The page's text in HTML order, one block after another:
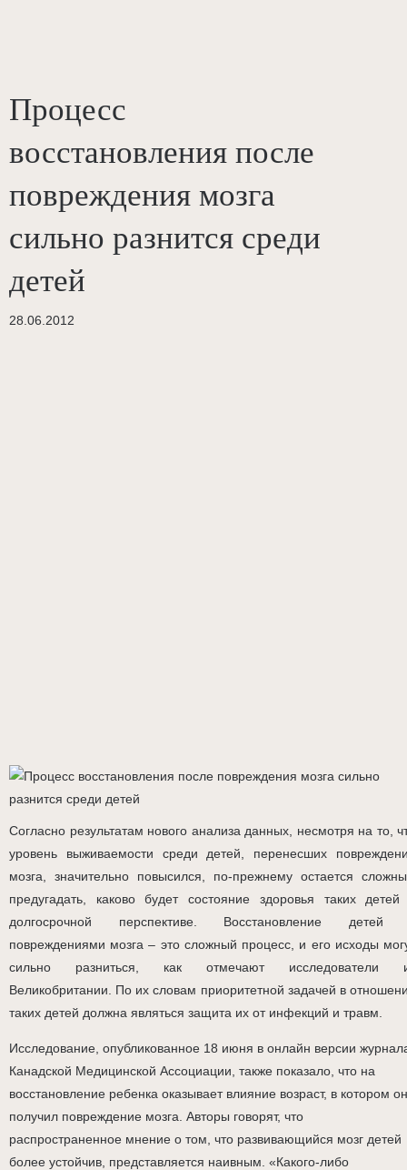
Процесс
восстановления после
повреждения мозга
сильно разнится среди
детей
28.06.2012
Согласно результатам нового анализа данных, несмотря на то,
уровень выживаемости среди детей, перенесших
мозга, значительно повысился, по-прежнему остается
предугадать, каково будет состояние здоровья таких
долгосрочной перспективе. Восстановление детей
повреждениями мозга – это сложный процесс, и его исходы
сильно разниться, как отмечают исследователи
Великобритании. По их словам приоритетной задачей в
таких детей должна являться защита их от инфекций и травм.
Исследование, опубликованное 18 июня в онлайн версии
Канадской Медицинской Ассоциации, также показало, что на
восстановление ребенка оказывает влияние возраст, в котором он
получил повреждение мозга. Авторы говорят, что
распространенное мнение о том, что развивающийся мозг детей
более устойчив, представляется наивным. «Какого-либо